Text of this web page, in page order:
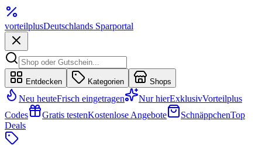
vorteilplusDeutschlands Sparportal
Entdecken Kategorien Shops
Neu heuteFrisch eingetragen Nur hierExklusivVorteilplus
Codes
Gratis testenKostenlose Angebote SchnäppchenTop
Deals